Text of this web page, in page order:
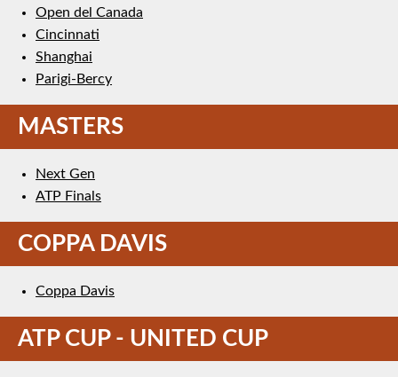
Open del Canada
Cincinnati
Shanghai
Parigi-Bercy
MASTERS
Next Gen
ATP Finals
COPPA DAVIS
Coppa Davis
ATP CUP - UNITED CUP